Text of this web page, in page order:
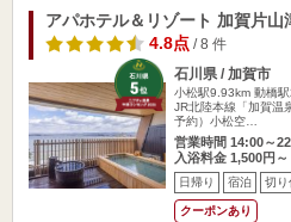
アパホテル＆リゾート 加賀片山
4.8点/ 8 件
石川県 / 加賀市
小松駅9.93km 動橋
JR北陸本線「加賀温
予約）小松空…
営業時間 14:00～
入浴料金 1,500円～
日帰り 宿泊 切り
クーポンあり